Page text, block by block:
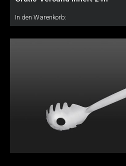
In den Warenkorb: